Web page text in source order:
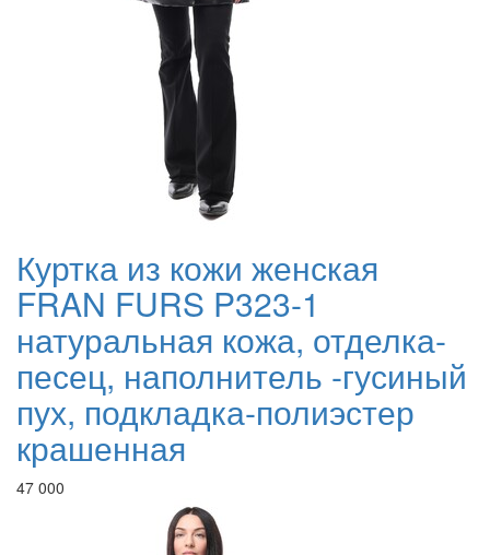
Куртка из кожи женская
FRAN FURS P323-1
натуральная кожа, отделка-
песец, наполнитель -гусиный
пух, подкладка-полиэстер
крашенная
47 000